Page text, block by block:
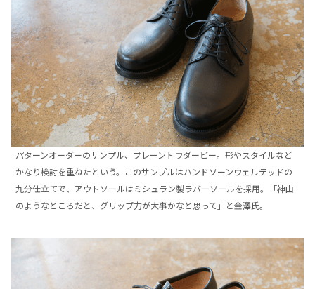
パターンオーダーのサンプル、プレーントウダービー。形やスタイルなど
かなり検討を重ねたという。このサンプルはハンドソーンウェルテッドの
九分仕立てで、アウトソールはミシュラン製ラバーソールを採用。「神山
のようなところだと、グリップ力が大事かなと思って」と金澤氏。